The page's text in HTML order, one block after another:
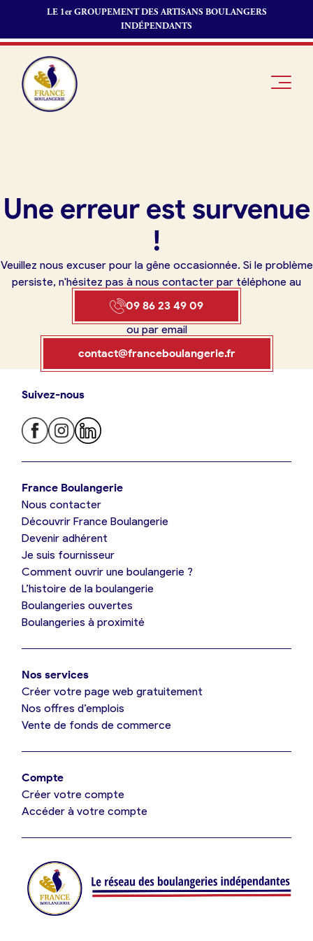
LE 1er GROUPEMENT DES ARTISANS BOULANGERS
INDÉPENDANTS
Je trouve ma boulangerie
Je suis boulanger
Je découvre France Boulangerie
Mes tarifs
Je référence ma boulangerie (gratuit)
Offres d’emploi
Je suis fournisseur
Je crée mon compte
boulanger
Boulangerie
Pourquoi
Je référence
ma
d’emploi
commerce
fournisseur
Une erreur est survenue
!
Veuillez nous excuser pour la gêne occasionnée. Si le problème
persiste, n'hésitez pas à nous contacter par téléphone au
09 86 23 49 09
09 86 23 49 09
Oui, appeler
Non, annuler
ou par email
contact@franceboulangerie.fr
Suivez-nous
France Boulangerie
Nous contacter
Découvrir France Boulangerie
Devenir adhérent
Je suis fournisseur
Comment ouvrir une boulangerie ?
L’histoire de la boulangerie
Boulangeries ouvertes
Boulangeries à proximité
Nos services
Créer votre page web gratuitement
Nos offres d’emplois
Vente de fonds de commerce
Compte
Créer votre compte
Accéder à votre compte